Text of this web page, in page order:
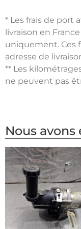
* Les frais de port
livraison en
uniquement. Ces
adresse de
** Les
ne peuvent pas
Nous